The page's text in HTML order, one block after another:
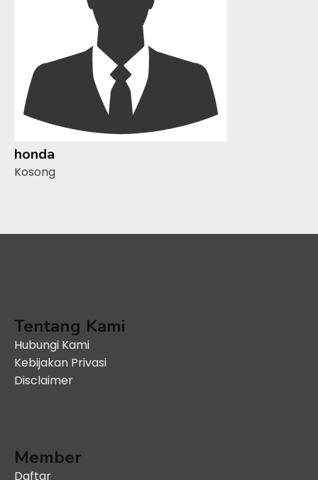
honda
Kosong
Tentang Kami
Hubungi Kami
Kebijakan Privasi
Disclaimer
Member
Daftar